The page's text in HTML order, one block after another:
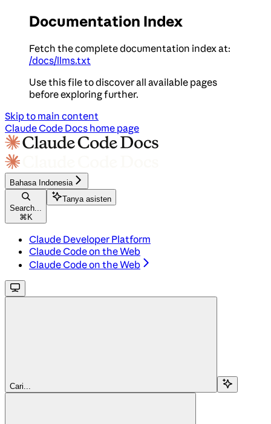
Documentation Index
Fetch the complete documentation index at:
/docs/llms.txt
Use this file to discover all available pages
before exploring further.
Skip to main content
Claude Code Docs home page
Bahasa Indonesia
Search...
⌘ K
Tanya asisten
Claude Developer Platform
Claude Code on the Web
Claude Code on the Web
Cari...